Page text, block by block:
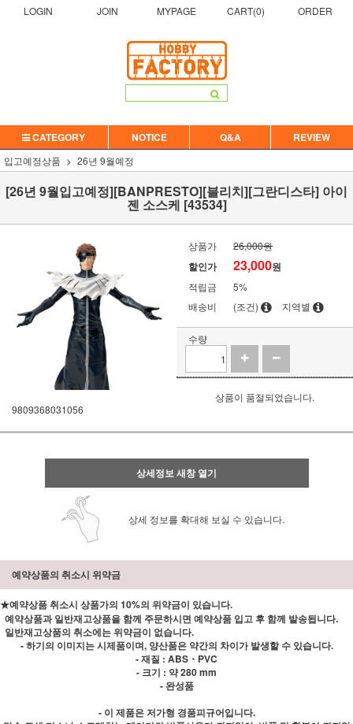
LOGIN JOIN MYPAGE CART(0) ORDER
CATEGORY NOTICE Q&A REVIEW
입고예정상품 26년 9월예정
[26년 9월입고예정][BANPRESTO][블리치][그란디스타] 아이
젠 소스케 [43534]
9809368031056
상품가 26,000원
할인가 23,000원
적립금
5%
배송비
(조건) 지역별
수량
상품이 품절되었습니다.
상세정보 새창 열기
상세 정보를 확대해 보실 수 있습니다.
예약상품의 취소시 위약금
★예약상품 취소시 상품가의 10%의 위약금이 있습니다.
예약상품과 일반재고상품을 함께 주문하시면 예약상품 입고 후 함께 발송됩니다.
일반재고상품의 취소에는 위약금이 없습니다.
- 하기의 이미지는 시제품이며, 양산품은 약간의 차이가 발생할 수 있습니다.
- 재질 : ABS・PVC
- 크기 : 약 280 mm
- 완성품
- 이 제품은 저가형 경품피규어입니다.